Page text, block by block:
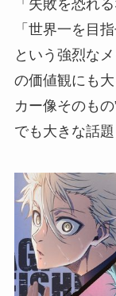
「失敗を恐れる
「世界一を目指
という強烈な
の価値観にも
カー像そのも
でも大きな話題